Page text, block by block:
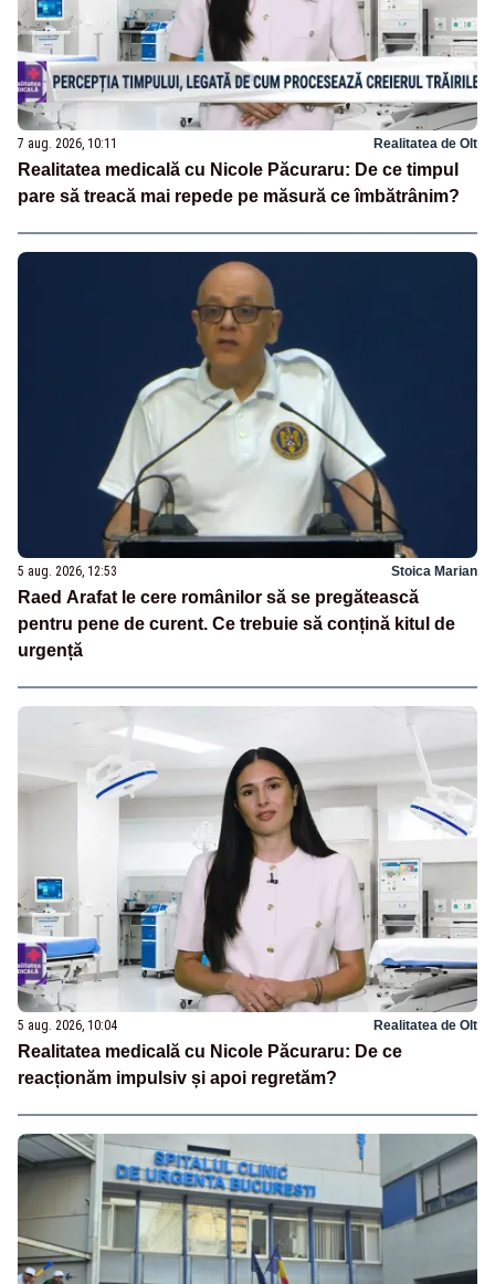
7 aug. 2026, 10:11 Realitatea de Olt
Realitatea medicală cu Nicole Păcuraru: De ce timpul
pare să treacă mai repede pe măsură ce îmbătrânim?
5 aug. 2026, 12:53 Stoica Marian
Raed Arafat le cere românilor să se pregătească
pentru pene de curent. Ce trebuie să conțină kitul de
urgență
5 aug. 2026, 10:04 Realitatea de Olt
Realitatea medicală cu Nicole Păcuraru: De ce
reacționăm impulsiv și apoi regretăm?